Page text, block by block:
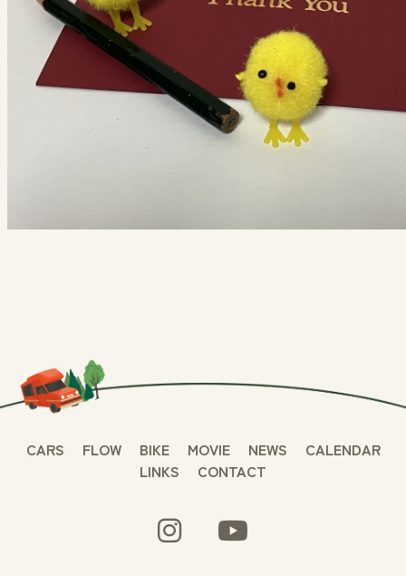
CARS FLOW BIKE MOVIE NEWS
CALENDAR
LINKS
CONTACT